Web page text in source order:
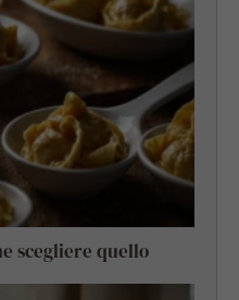
scegliere quello